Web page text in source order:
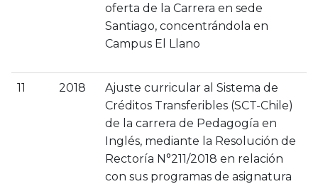
oferta de la Carrera en sede
Santiago, concentrándola en
Campus El Llano
11 2018
Ajuste curricular al Sistema de
Créditos Transferibles (SCT-Chile)
de la carrera de Pedagogía en
Inglés, mediante la Resolución de
Rectoría N°211/2018 en relación
con sus programas de asignatura